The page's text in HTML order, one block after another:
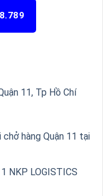
11, Tp Hồ Chí
hàng Quận 11 tại
NKP LOGISTICS